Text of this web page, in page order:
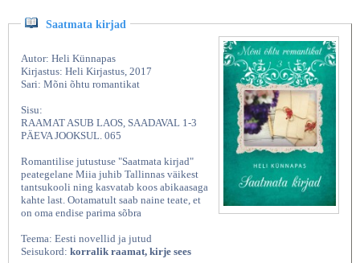
Saatmata kirjad
Autor: Heli Künnapas
Kirjastus: Heli Kirjastus, 2017
Sari: Mõni õhtu romantikat
Sisu:
RAAMAT ASUB LAOS, SAADAVAL 1-3
PÄEVA JOOKSUL. 065
Romantilise jutustuse "Saatmata kirjad"
peategelane Miia juhib Tallinnas väikest
tantsukooli ning kasvatab koos abikaasaga
kahte last. Ootamatult saab naine teate, et
on oma endise parima sõbra
Teema: Eesti novellid ja jutud
Seisukord: korralik raamat, kirje sees